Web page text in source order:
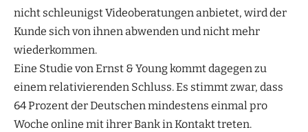
nicht schleunigst Videoberatungen anbietet, wird der
Kunde sich von ihnen abwenden und nicht mehr
wiederkommen.
Eine Studie von Ernst & Young kommt dagegen zu
einem relativierenden Schluss. Es stimmt zwar, dass
64 Prozent der Deutschen mindestens einmal pro
Woche online mit ihrer Bank in Kontakt treten.